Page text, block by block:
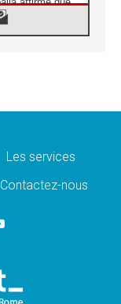
humaine»
renforcera
d'espoir pour
Les services
Contactez-nous